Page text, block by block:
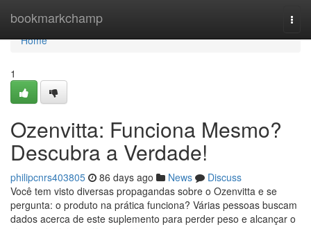
bookmarkchamp
Home
Home
1
Ozenvitta: Funciona Mesmo?
Descubra a Verdade!
philipcnrs403805 86 days ago News
Discuss
Você tem visto diversas propagandas sobre o Ozenvitta e se
pergunta: o produto na prática funciona? Várias pessoas buscam
dados acerca de este suplemento para perder peso e alcançar o